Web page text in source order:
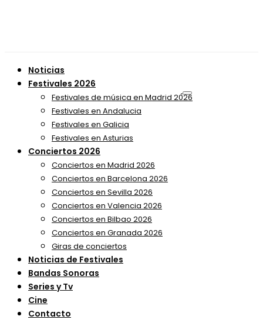
Noticias
Festivales 2026
Festivales de música en Madrid 2026
Festivales en Andalucia
Festivales en Galicia
Festivales en Asturias
Conciertos 2026
Conciertos en Madrid 2026
Conciertos en Barcelona 2026
Conciertos en Sevilla 2026
Conciertos en Valencia 2026
Conciertos en Bilbao 2026
Conciertos en Granada 2026
Giras de conciertos
Noticias de Festivales
Bandas Sonoras
Series y Tv
Cine
Contacto